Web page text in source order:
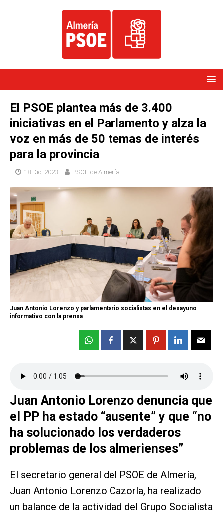
El PSOE plantea más de 3.400
iniciativas en el Parlamento y alza la
voz en más de 50 temas de interés
para la provincia
18 Dic, 2023 PSOE de Almería
Juan Antonio Lorenzo y parlamentario socialistas en el desayuno
informativo con la prensa
Juan Antonio Lorenzo denuncia que
el PP ha estado “ausente” y que “no
ha solucionado los verdaderos
problemas de los almerienses”
El secretario general del PSOE de Almería,
Juan Antonio Lorenzo Cazorla, ha realizado
un balance de la actividad del Grupo Socialista